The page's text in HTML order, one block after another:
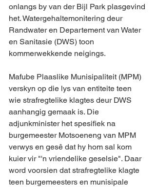
onlangs by van der Bijl Park plasgevind
het. Watergehaltemonitering deur
Randwater en Departement van Water
en Sanitasie (DWS) toon
kommerwekkende neigings.
Mafube Plaaslike Munisipaliteit (MPM)
verskyn op die lys van entiteite teen
wie strafregtelike klagtes deur DWS
aanhangig gemaak is. Die
adjunkminister het spesifiek na
burgemeester Motsoeneng van MPM
verwys en gesê dat hy hom sal kom
kuier vir "'n vriendelike geselsie". Daar
word voorsien dat strafregtelike klagte
teen burgemeesters en munisipale